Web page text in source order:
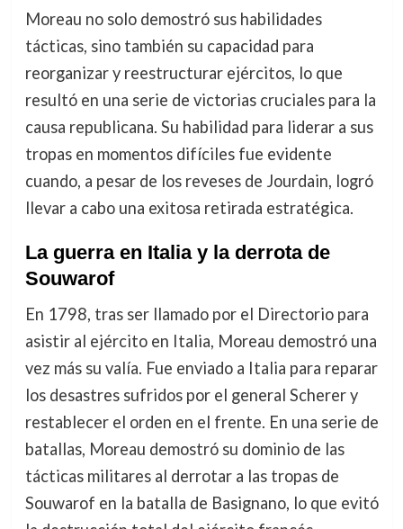
Moreau no solo demostró sus habilidades
tácticas, sino también su capacidad para
reorganizar y reestructurar ejércitos, lo que
resultó en una serie de victorias cruciales para la
causa republicana. Su habilidad para liderar a sus
tropas en momentos difíciles fue evidente
cuando, a pesar de los reveses de Jourdain, logró
llevar a cabo una exitosa retirada estratégica.
La guerra en Italia y la derrota de
Souwarof
En 1798, tras ser llamado por el Directorio para
asistir al ejército en Italia, Moreau demostró una
vez más su valía. Fue enviado a Italia para reparar
los desastres sufridos por el general Scherer y
restablecer el orden en el frente. En una serie de
batallas, Moreau demostró su dominio de las
tácticas militares al derrotar a las tropas de
Souwarof en la batalla de Basignano, lo que evitó